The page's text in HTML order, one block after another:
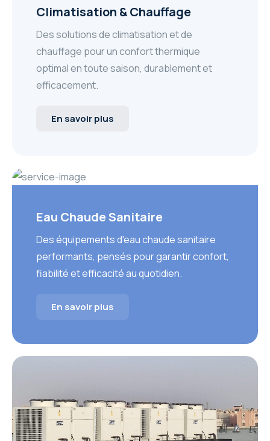
Climatisation & Chauffage
Des solutions de climatisation et de
chauffage pour un confort thermique
optimal en toute saison, durablement et
efficacement.
En savoir plus
Eau Chaude Sanitaire
Des équipements d'eau chaude sanitaire
performants, pensés pour garantir confort,
fiabilité et efficacité au quotidien.
En savoir plus